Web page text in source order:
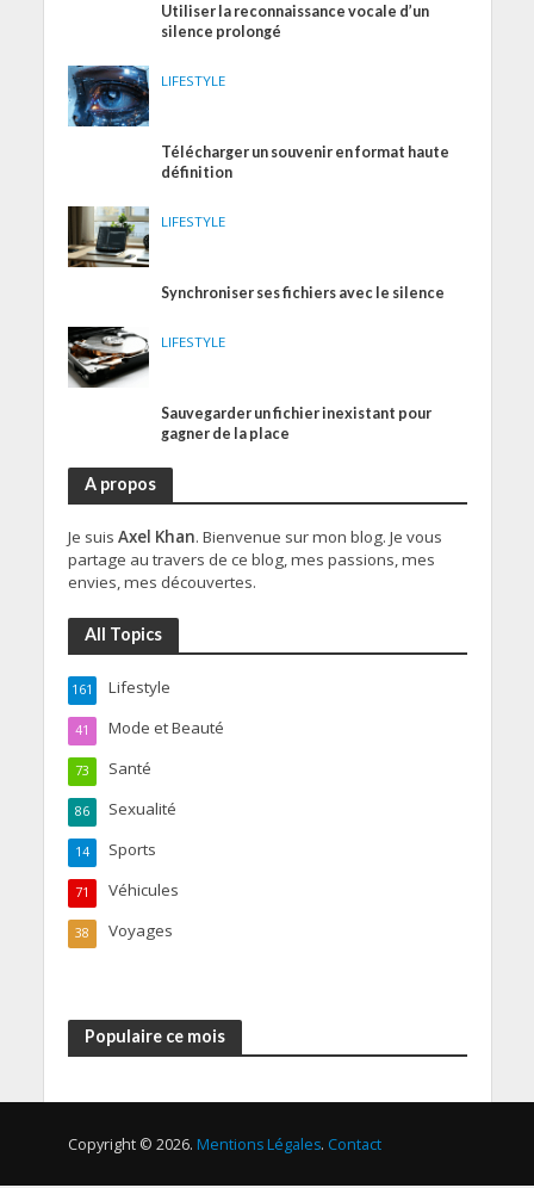
Utiliser la reconnaissance vocale d’un
silence prolongé
LIFESTYLE
Télécharger un souvenir en format haute
définition
LIFESTYLE
Synchroniser ses fichiers avec le silence
LIFESTYLE
Sauvegarder un fichier inexistant pour
gagner de la place
A propos
Je suis Axel Khan. Bienvenue sur mon blog. Je vous
partage au travers de ce blog, mes passions, mes
envies, mes découvertes.
All Topics
Lifestyle
161
Mode et Beauté
41
Santé
73
Sexualité
86
Sports
14
Véhicules
71
Voyages
38
Populaire ce mois
Copyright © 2026. Mentions Légales. Contact